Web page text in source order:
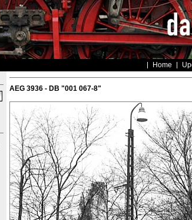
Home
AEG 3936 - DB "001 067-8"